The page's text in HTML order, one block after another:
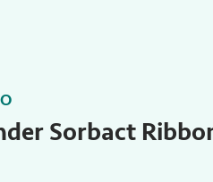
Sorbact